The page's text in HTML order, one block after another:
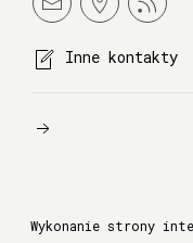
Inne kontakty
Wykonanie strony